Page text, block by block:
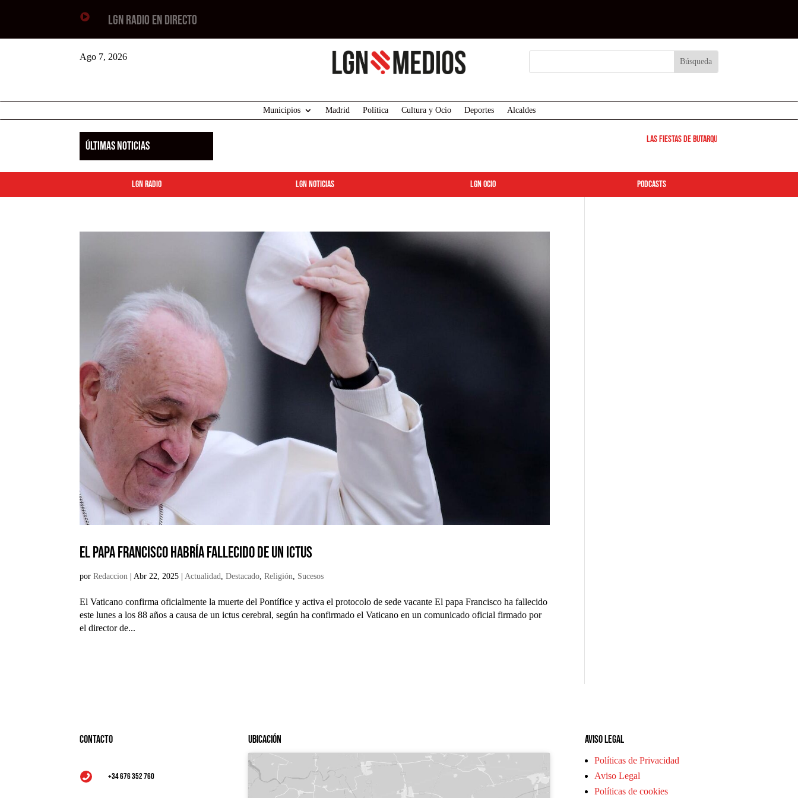
 LGN RADIO EN DIRECTO
Ago 7, 2026
Municipios Madrid Política Cultura y Ocio Deportes Alcaldes
ÚLTIMAS NOTICIAS Las Fiestas de Butarque 2026 arrancan este
LGN Radio LGN Noticias LGN ocio podcasts
El Papa Francisco habría fallecido de un ictus
porRedaccion |Abr 22, 2025 |Actualidad,Destacado,Religión, Sucesos
El Vaticano confirma oficialmente la muerte del Pontífice y activa el protocolo de sede vacante El papa Francisco ha fallecido
este lunes a los 88 años a causa de un ictus cerebral, según ha confirmado el Vaticano en un comunicado oficial firmado por
el director de...
Contacto
 +34 676 352 760
Ubicación Aviso legal
Políticas de Privacidad
Aviso Legal
Políticas de cookies